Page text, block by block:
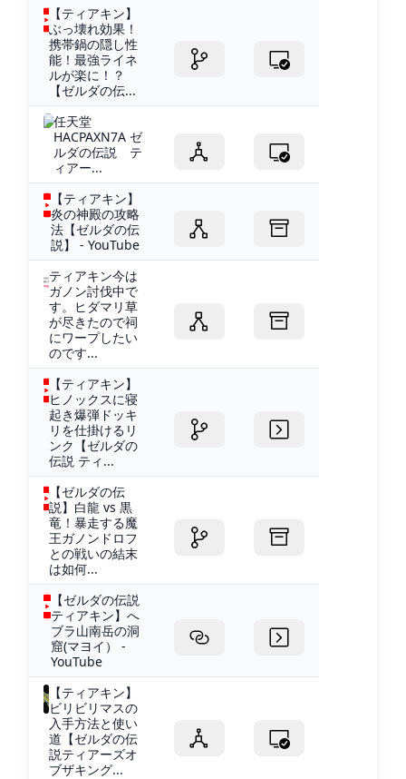
【ティアキン】
ぶっ壊れ効果！
携帯鍋の隠し性
能！最強ライネ
ルが楽に！？
【ゼルダの伝...
任天堂
HACPAXN7A ゼ
ルダの伝説 テ
ィアー...
【ティアキン】
炎の神殿の攻略
法【ゼルダの伝
説】 - YouTube
ティアキン今は
ガノン討伐中で
す。ヒダマリ草
が尽きたので祠
にワープしたい
のです...
【ティアキン】
ヒノックスに寝
起き爆弾ドッキ
リを仕掛けるリ
ンク【ゼルダの
伝説 ティ...
【ゼルダの伝
説】白龍 vs 黒
竜！暴走する魔
王ガノンドロフ
との戦いの結末
は如何...
【ゼルダの伝説
ティアキン】へ
ブラ山南岳の洞
窟(マヨイ） -
YouTube
【ティアキン】
ビリビリマスの
入手方法と使い
道【ゼルダの伝
説ティアーズオ
ブザキング...